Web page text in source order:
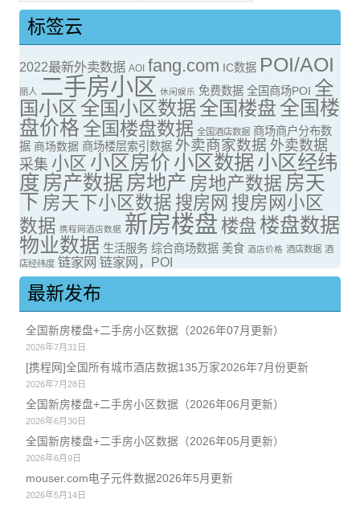
标签云
2022最新外卖数据 AOI fang.com IC数据 POI/AOI
丽人 二手房小区 休闲娱乐 免费数据 全国商场POI 全
国小区 全国小区数据全国楼盘全国楼
盘价格 全国楼盘数据 全国酒店数据 商场商户分布数
据 商场数据 商场楼层索引数据 外卖商家数据 外卖数据
采集 小区 小区房价 小区数据小区经纬
度 房产数据 房地产 房地产数据 房天
下 房天下小区数据 搜房网 搜房网小区
数据 携程网酒店数据 新房楼盘 楼盘 楼盘数据
物业数据 生活服务 综合商场数据 美食 酒店价格 酒店数据 酒
店经纬度 链家网 链家网，POI
最新发布
全国新房楼盘+二手房小区数据（2026年07月更新）
2026年7月31日
[携程网]全国所有城市酒店数据135万家2026年7月份更新
2026年7月28日
全国新房楼盘+二手房小区数据（2026年06月更新）
2026年6月30日
全国新房楼盘+二手房小区数据（2026年05月更新）
2026年6月9日
mouser.com电子元件数据2026年5月更新
2026年5月14日